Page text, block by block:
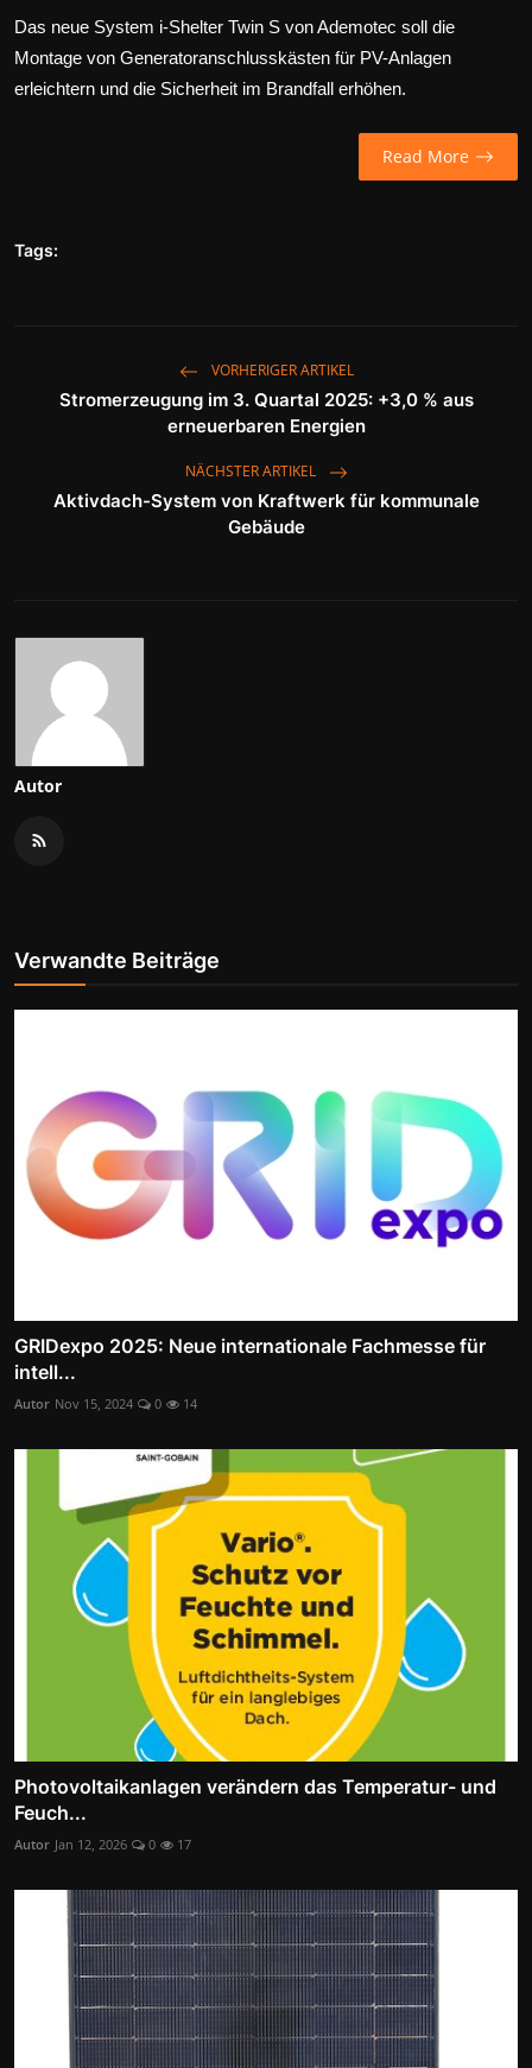
Das neue System i-Shelter Twin S von Ademotec soll die
Montage von Generatoranschlusskästen für PV-Anlagen
erleichtern und die Sicherheit im Brandfall erhöhen.
Read More
Tags:
VORHERIGER ARTIKEL
Stromerzeugung im 3. Quartal 2025: +3,0 % aus
erneuerbaren Energien
NÄCHSTER ARTIKEL
Aktivdach-System von Kraftwerk für kommunale
Gebäude
Autor
Verwandte Beiträge
GRIDexpo 2025: Neue internationale Fachmesse für
intell...
Autor Nov 15, 2024 0 14
Photovoltaikanlagen verändern das Temperatur- und
Feuch...
Autor Jan 12, 2026 0 17